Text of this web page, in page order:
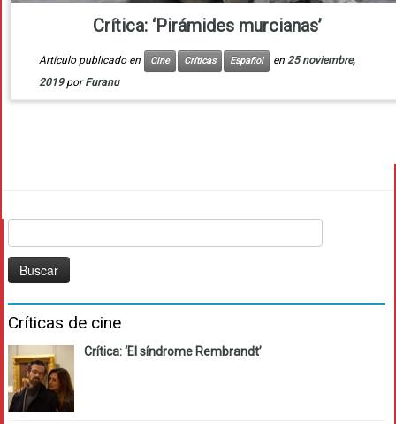
Crítica: ‘Pirámides murcianas’
Artículo publicado en Cine Críticas Español en 25 noviembre,
2019 porFuranu
Críticas de cine
Crítica: ‘El síndrome Rembrandt’